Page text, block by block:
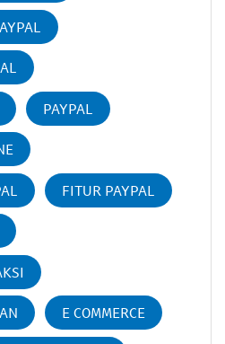
PAYPAL
FITUR PAYPAL
E COMMERCE